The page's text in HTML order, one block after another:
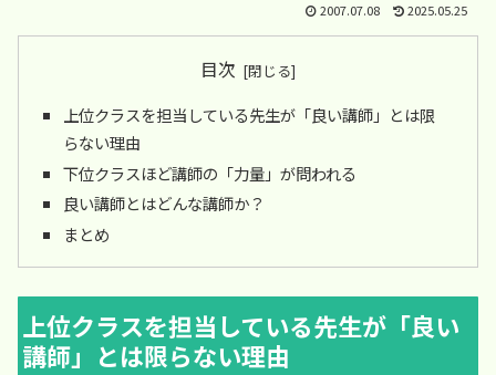
2007.07.08 2025.05.25
目次
上位クラスを担当している先生が「良い講師」とは限
らない理由
下位クラスほど講師の「力量」が問われる
良い講師とはどんな講師か？
まとめ
上位クラスを担当している先生が「良い
講師」とは限らない理由